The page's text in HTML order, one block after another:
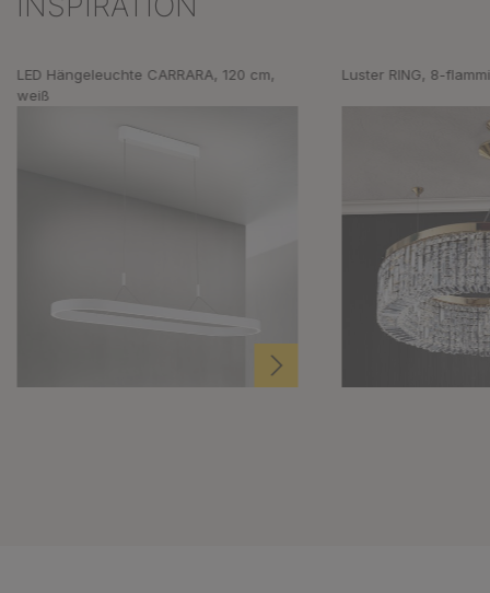
LED Hängeleuchte CARRARA, 120 cm,
weiß
Luster RING, 8-